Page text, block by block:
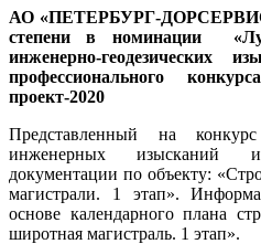
АО «ПЕТЕРБУРГ-
степени в номинации
инженерно-геодезических
профессионального
проект-2020
Представленный на
инженерных изысканий и
документации по объекту:
магистрали. 1 этап».
основе календарного плана
широтная магистраль. 1 этап».